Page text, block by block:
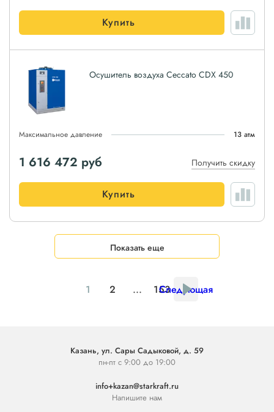
Купить
Осушитель воздуха Ceccato CDX 450
Максимальное давление 13 атм
1 616 472 руб Получить скидку
Купить
Показать еще
1 2 ... 153
Следующая
Казань, ул. Сары Садыковой, д. 59
пн-пт с 9:00 до 19:00
info+kazan@starkraft.ru
Напишите нам